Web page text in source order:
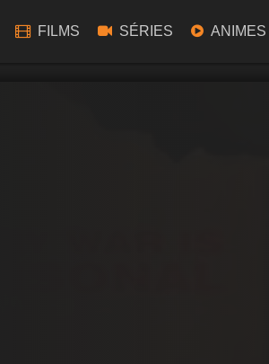
FILMS SÉRIES ANIMES